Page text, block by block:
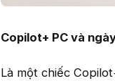
Copilot+ PC và
Là một chiếc